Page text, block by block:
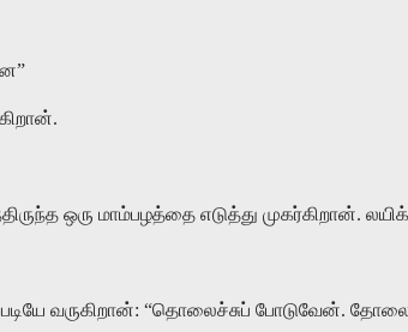
ஒரு மாம்பழத்தை எடுத்து முகர்கிறான்.
வருகிறான்: “தொலைச்சுப் போடுவேன்.